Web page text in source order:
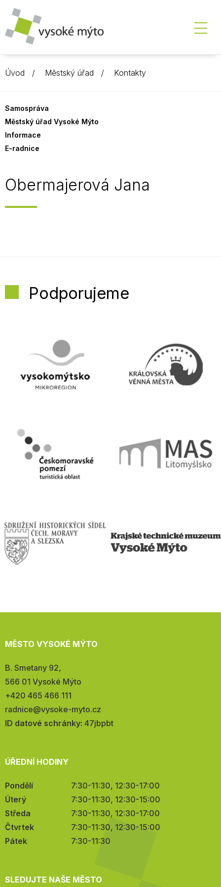
Úvod Městský úřad Kontakty
Samospráva
Městský úřad Vysoké Mýto
Informace
E-radnice
Obermajerová Jana
Podporujeme
MĚSTO VYSOKÉ MÝTO
Adresa:
B. Smetany 92,
566 01 Vysoké Mýto
Telefon:
+420 465 466 111
E-
mail:
radnice@vysoke-myto.cz
ID datové schránky: 47jbpbt
ÚŘEDNÍ HODINY
Pondělí
7:30-11:30, 12:30-17:00
Úterý
7:30-11:30, 12:30-15:00
Středa
7:30-11:30, 12:30-17:00
Čtvrtek
7:30-11:30, 12:30-15:00
Pátek
7:30-11:30
SLEDUJTE NAŠE MĚSTO